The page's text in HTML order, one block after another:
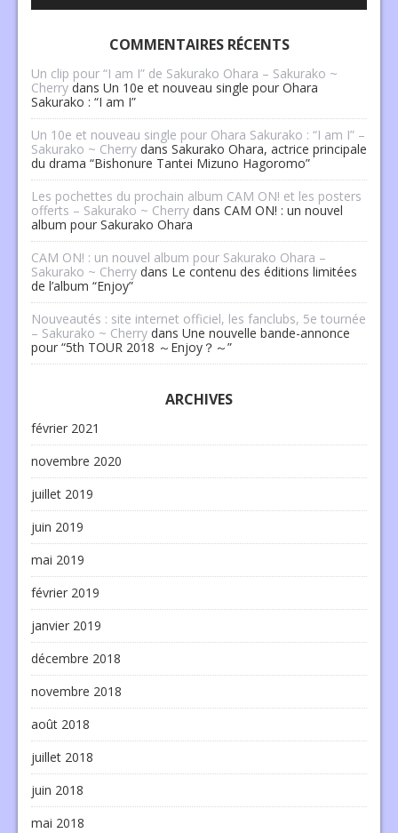
COMMENTAIRES RÉCENTS
Un clip pour “I am I” de Sakurako Ohara – Sakurako ~
Cherry dans Un 10e et nouveau single pour Ohara
Sakurako : “I am I”
Un 10e et nouveau single pour Ohara Sakurako : “I am I” –
Sakurako ~ Cherry dans Sakurako Ohara, actrice principale
du drama “Bishonure Tantei Mizuno Hagoromo”
Les pochettes du prochain album CAM ON! et les posters
offerts – Sakurako ~ Cherry dans CAM ON! : un nouvel
album pour Sakurako Ohara
CAM ON! : un nouvel album pour Sakurako Ohara –
Sakurako ~ Cherry dans Le contenu des éditions limitées
de l’album “Enjoy”
Nouveautés : site internet officiel, les fanclubs, 5e tournée
– Sakurako ~ Cherry dans Une nouvelle bande-annonce
pour “5th TOUR 2018 ～Enjoy？～”
ARCHIVES
février 2021
novembre 2020
juillet 2019
juin 2019
mai 2019
février 2019
janvier 2019
décembre 2018
novembre 2018
août 2018
juillet 2018
juin 2018
mai 2018